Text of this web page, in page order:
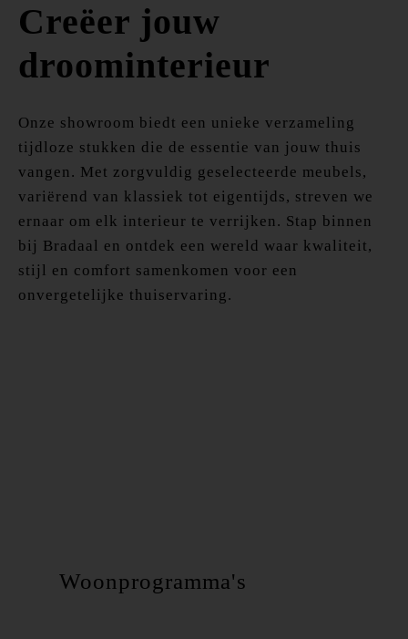
Creëer jouw
droominterieur
Onze showroom biedt een unieke verzameling
tijdloze stukken die de essentie van jouw thuis
vangen. Met zorgvuldig geselecteerde meubels,
variërend van klassiek tot eigentijds, streven we
ernaar om elk interieur te verrijken. Stap binnen
bij Bradaal en ontdek een wereld waar kwaliteit,
stijl en comfort samenkomen voor een
onvergetelijke thuiservaring.
Woonprogramma's